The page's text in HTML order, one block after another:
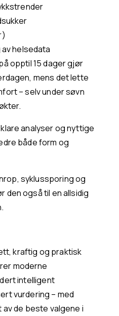
helsedata
opptil 15 dager gjør
mens det lette
– selv under søvn
analyser og nyttige
både form og
syklussporing og
den også til en allsidig
kraftig og praktisk
moderne
intelligent
vurdering – med
de beste valgene i